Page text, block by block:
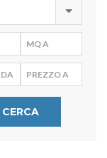
CERCA